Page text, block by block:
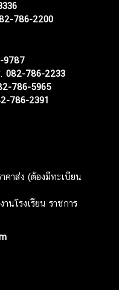
786-2200
9787
082-786-2233
786-5965
786-2391
คาส่ง (ต้องมีทะเบียน
นโรงเรียน ราชการ